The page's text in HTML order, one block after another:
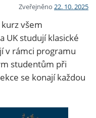
Zveřejněno 22. 10. 2025
všem
UK studují klasické
v rámci programu
studentům při
se konají každou